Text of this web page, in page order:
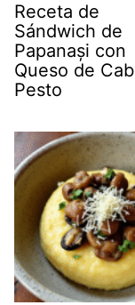
Receta de
Sándwich de
Papanași con
Queso de
Pesto